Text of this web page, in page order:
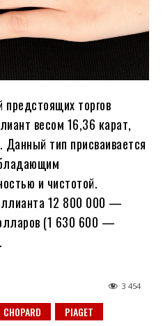
торгов
весом 16,36 карат,
Данный тип присваивается
и чистотой.
12 800 000 —
(1 630 600 —
3 454
CHOPARD
PIAGET